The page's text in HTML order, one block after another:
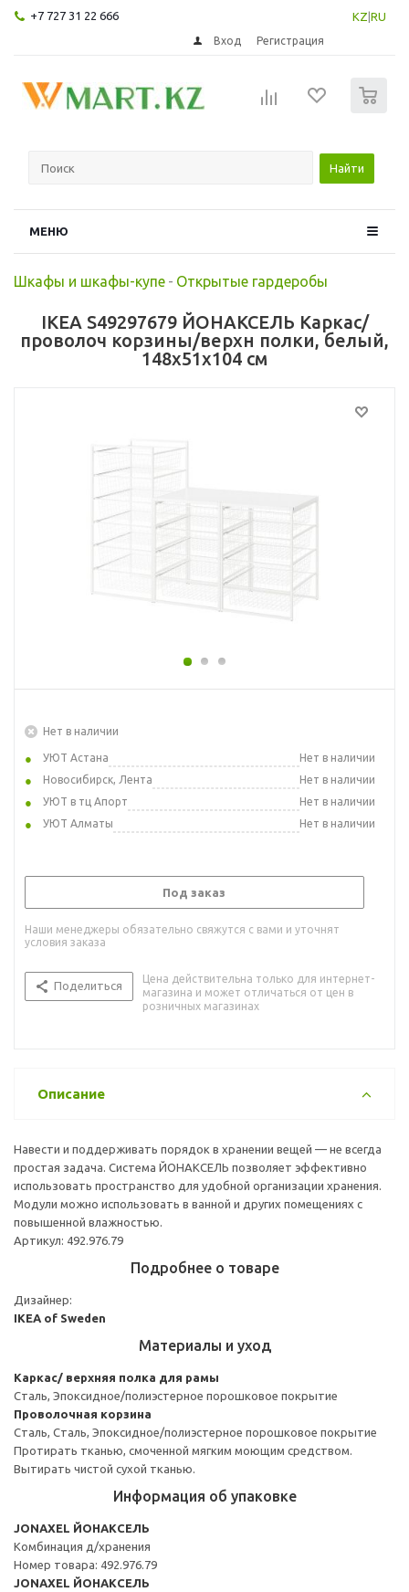
+7 727 31 22 666 KZ RU
Вход Регистрация
Найти
МЕНЮ
Шкафы и шкафы-купе - Открытые гардеробы
IKEA S49297679 ЙОНАКСЕЛЬ Каркас/
проволоч корзины/верхн полки, белый,
148x51x104 см
Нет в наличии
УЮТ Астана
Нет в наличии
Новосибирск, Лента
Нет в наличии
УЮТ в тц Апорт
Нет в наличии
УЮТ Алматы
Нет в наличии
Под заказ
Наши менеджеры обязательно свяжутся с вами и уточнят
условия заказа
Поделиться
Цена действительна только для интернет-
магазина и может отличаться от цен в
розничных магазинах
Описание
Навести и поддерживать порядок в хранении вещей — не всегда
простая задача. Система ЙОНАКСЕЛЬ позволяет эффективно
использовать пространство для удобной организации хранения.
Модули можно использовать в ванной и других помещениях с
повышенной влажностью.
Артикул: 492.976.79
Подробнее о товаре
Дизайнер:
IKEA of Sweden
Материалы и уход
Каркас/ верхняя полка для рамы
Сталь, Эпоксидное/полиэстерное порошковое покрытие
Проволочная корзина
Сталь, Сталь, Эпоксидное/полиэстерное порошковое покрытие
Протирать тканью, смоченной мягким моющим средством.
Вытирать чистой сухой тканью.
Информация об упаковке
JONAXEL ЙОНАКСЕЛЬ
Комбинация д/хранения
Номер товара: 492.976.79
JONAXEL ЙОНАКСЕЛЬ